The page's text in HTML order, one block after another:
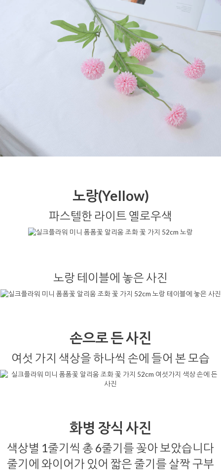
노랑(Yellow)
파스텔한 라이트 옐로우색
노랑 테이블에 놓은 사진
손으로 든 사진
여섯 가지 색상을 하나씩 손에 들어 본 모습
화병 장식 사진
색상별 1줄기씩 총 6줄기를 꽂아 보았습니다
줄기에 와이어가 있어 짧은 줄기를 살짝 구부